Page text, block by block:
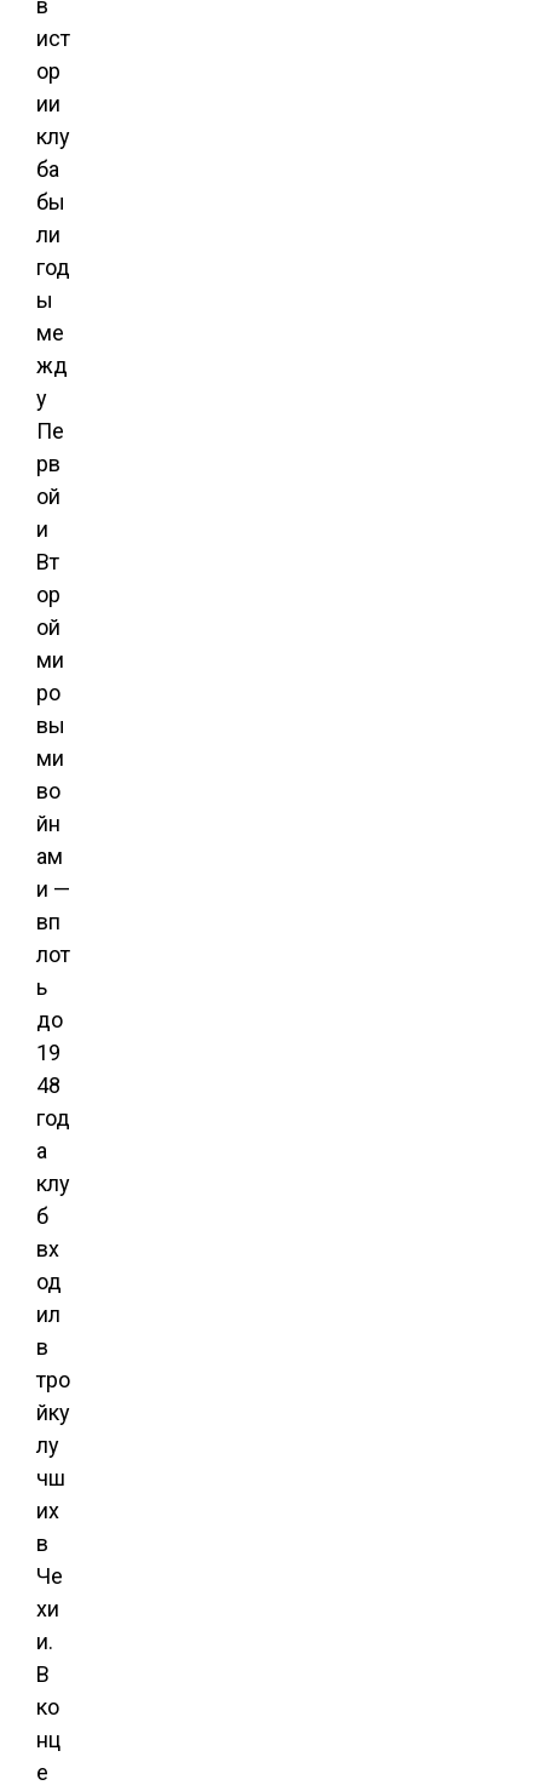
в
ист
ор
ии
клу
ба
бы
ли
год
ы
ме
жд
у
Пе
рв
ой
и
Вт
ор
ой
ми
ро
вы
ми
во
йн
ам
и —
вп
лот
ь
до
19
48
год
а
клу
б
вх
од
ил
в
тро
йку
лу
чш
их
в
Че
хи
и.
В
ко
нц
е